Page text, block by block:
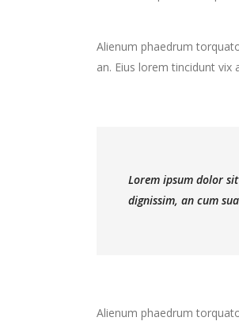
Alienum phaedrum
an. Eius lorem tincidunt
Lorem ipsum dolor
dignissim, an cum
Alienum phaedrum